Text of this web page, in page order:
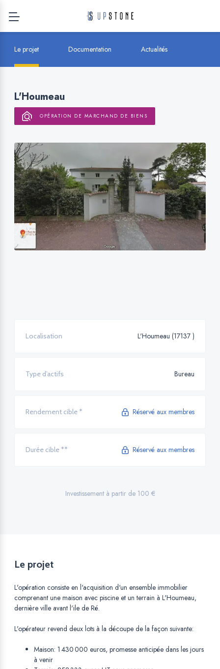
L'Houmeau
OPÉRATION DE MARCHAND DE BIENS
Localisation L'Houmeau (17137 )
Type d’actifs Bureau
Rendement cible * Réservé aux membres
Durée cible ** Réservé aux membres
Investissement à partir de 100 €
Le projet Documentation Actualités
Le projet
L'opération consiste en l'acquisition d'un ensemble immobilier
comprenant une maison avec piscine et un terrain à L'Houmeau,
dernière ville avant l'ile de Ré.
L'opérateur revend deux lots à la découpe de la façon suivante:
Maison: 1 430 000 euros, promesse anticipée dans les jours
à venir